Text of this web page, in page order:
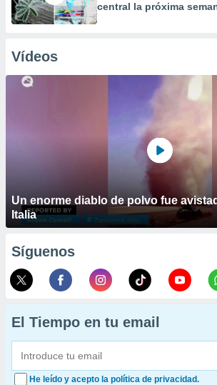
central la próxima
Vídeos
Un enorme diablo de polvo fue
Italia
Síguenos
El Tiempo en tu email
He leído y acepto la política de privacidad.